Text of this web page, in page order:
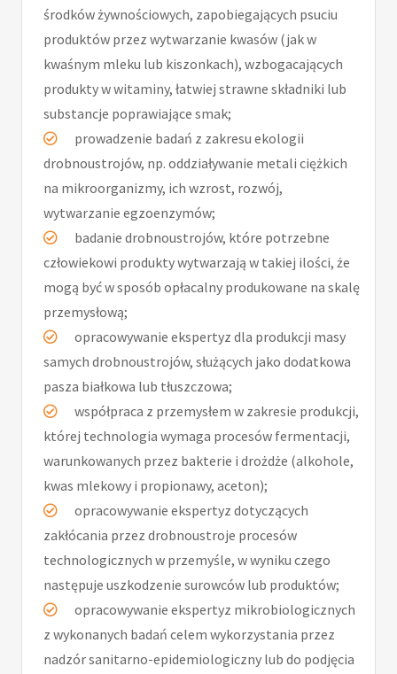
środków żywnościowych, zapobiegających psuciu
produktów przez wytwarzanie kwasów (jak w
kwaśnym mleku lub kiszonkach), wzbogacających
produkty w witaminy, łatwiej strawne składniki lub
substancje poprawiające smak;
prowadzenie badań z zakresu ekologii
drobnoustrojów, np. oddziaływanie metali ciężkich
na mikroorganizmy, ich wzrost, rozwój,
wytwarzanie egzoenzymów;
badanie drobnoustrojów, które potrzebne
człowiekowi produkty wytwarzają w takiej ilości, że
mogą być w sposób opłacalny produkowane na skalę
przemysłową;
opracowywanie ekspertyz dla produkcji masy
samych drobnoustrojów, służących jako dodatkowa
pasza białkowa lub tłuszczowa;
współpraca z przemysłem w zakresie produkcji,
której technologia wymaga procesów fermentacji,
warunkowanych przez bakterie i drożdże (alkohole,
kwas mlekowy i propionawy, aceton);
opracowywanie ekspertyz dotyczących
zakłócania przez drobnoustroje procesów
technologicznych w przemyśle, w wyniku czego
następuje uszkodzenie surowców lub produktów;
opracowywanie ekspertyz mikrobiologicznych
z wykonanych badań celem wykorzystania przez
nadzór sanitarno-epidemiologiczny lub do podjęcia